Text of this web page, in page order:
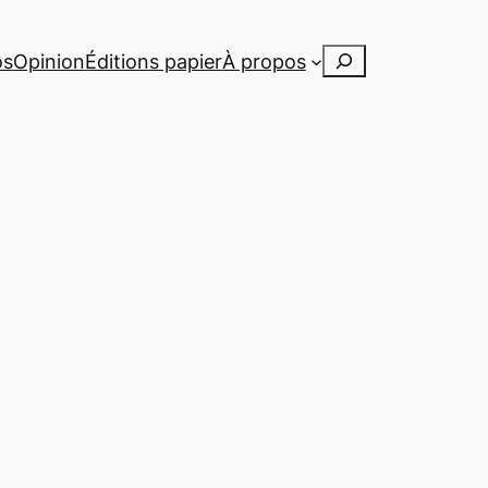
OpinionÉditions papierÀ propos Rechercher